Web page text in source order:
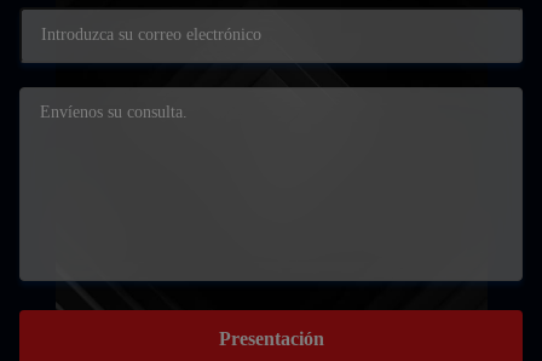
Presentación